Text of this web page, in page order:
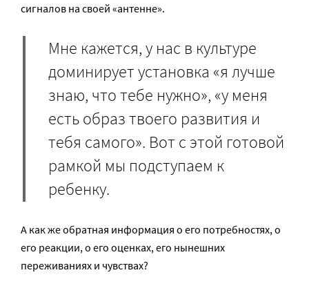
сигналов на своей «антенне».
Мне кажется, у нас в культуре
доминирует установка «я лучше
знаю, что тебе нужно», «у меня
есть образ твоего развития и
тебя самого». Вот с этой готовой
рамкой мы подступаем к
ребенку.
А как же обратная информация о его потребностях, о
его реакции, о его оценках, его нынешних
переживаниях и чувствах?